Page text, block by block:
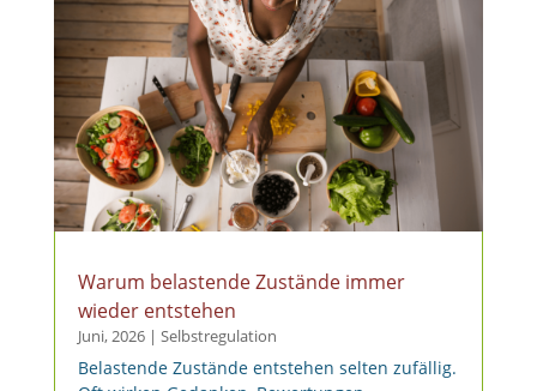
Warum belastende Zustände immer
wieder entstehen
Juni, 2026| Selbstregulation
Belastende Zustände entstehen selten zufällig.